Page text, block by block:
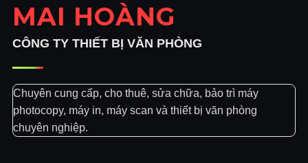
MAI HOÀNG
CÔNG TY THIẾT BỊ VĂN PHÒNG
Chuyên cung cấp, cho thuê, sửa chữa, bảo trì máy
photocopy, máy in, máy scan và thiết bị văn phòng
chuyên nghiệp.